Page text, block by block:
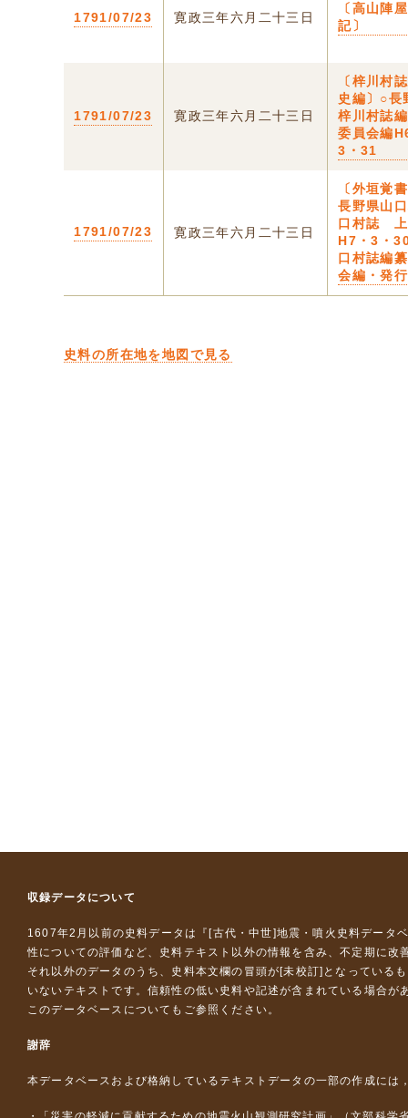
1791/07/23 寛政三年六月二十三日
〔高山陣
記〕
1791/07/23 寛政三年六月二十三日
〔梓川村
史編〕○長
梓川村誌
委員会編
3・31
1791/07/23 寛政三年六月二十三日
〔外垣覚
長野県山
口村誌
H7・3・
口村誌編
会編・発行
史料の所在地を地図で見る
収録データについて
1607年2月以前の史料データは『 [古代・中世]地震・噴火史料データ
性についての評価など、史料テキスト以外の情報を含み、不定期に改
それ以外のデータのうち、史料本文欄の冒頭が[未校訂]となっている
いないテキストです。信頼性の低い史料や記述が含まれている場合が
このデータベースについて もご参照ください。
謝辞
本データベースおよび格納しているテキストデータの一部の作成には